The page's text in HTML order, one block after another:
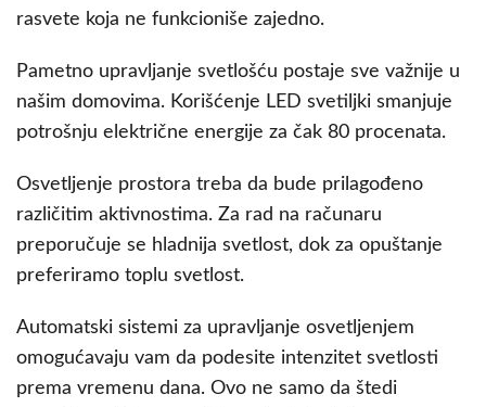
rasvete koja ne funkcioniše zajedno.
Pametno upravljanje svetlošću postaje sve važnije u
našim domovima. Korišćenje LED svetiljki smanjuje
potrošnju električne energije za čak 80 procenata.
Osvetljenje prostora treba da bude prilagođeno
različitim aktivnostima. Za rad na računaru
preporučuje se hladnija svetlost, dok za opuštanje
preferiramo toplu svetlost.
Automatski sistemi za upravljanje osvetljenjem
omogućavaju vam da podesite intenzitet svetlosti
prema vremenu dana. Ovo ne samo da štedi